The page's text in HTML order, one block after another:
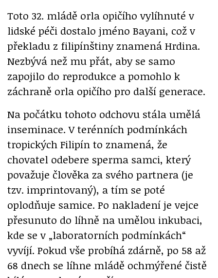
Toto 32. mládě orla opičího vylíhnuté v
lidské péči dostalo jméno Bayani, což v
překladu z filipínštiny znamená Hrdina.
Nezbývá než mu přát, aby se samo
zapojilo do reprodukce a pomohlo k
záchraně orla opičího pro další generace.
Na počátku tohoto odchovu stála umělá
inseminace. V terénních podmínkách
tropických Filipín to znamená, že
chovatel odebere sperma samci, který
považuje člověka za svého partnera (je
tzv. imprintovaný), a tím se poté
oplodňuje samice. Po nakladení je vejce
přesunuto do líhně na umělou inkubaci,
kde se v „laboratorních podmínkách“
vyvíjí. Pokud vše probíhá zdárně, po 58 až
68 dnech se líhne mládě ochmýřené čistě